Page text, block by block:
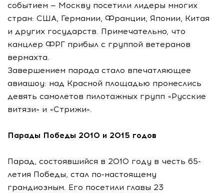
событием — Москву посетили лидеры многих
стран: США, Германии, Франции, Японии, Китая
и других государств. Примечательно, что
канцлер ФРГ прибыл с группой ветеранов
вермахта.
Завершением парада стало впечатляющее
авиашоу: над Красной площадью пронеслись
девять самолетов пилотажных групп «Русские
витязи» и «Стрижи».
Парады Победы 2010 и 2015 годов
Парад, состоявшийся в 2010 году в честь 65-
летия Победы, стал по-настоящему
грандиозным. Его посетили главы 23